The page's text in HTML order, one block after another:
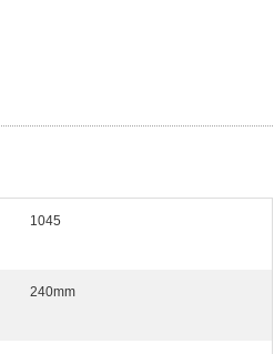
1045
240mm